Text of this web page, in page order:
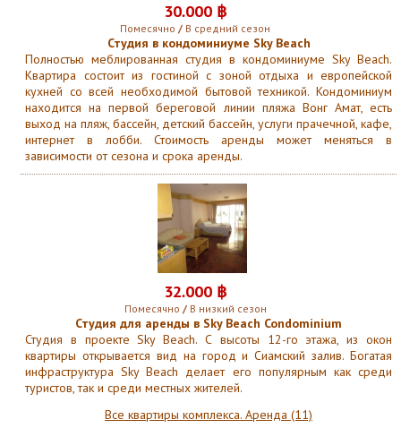
30.000 ฿
Помесячно / В средний сезон
Студия в кондоминиуме Sky Beach
Полностью меблированная студия в кондоминиуме Sky Beach.
Квартира состоит из гостиной с зоной отдыха и европейской
кухней со всей необходимой бытовой техникой. Кондоминиум
находится на первой береговой линии пляжа Вонг Амат, есть
выход на пляж, бассейн, детский бассейн, услуги прачечной, кафе,
интернет в лобби. Стоимость аренды может меняться в
зависимости от сезона и срока аренды.
32.000 ฿
Помесячно / В низкий сезон
Студия для аренды в Sky Beach Condominium
Студия в проекте Sky Beach. С высоты 12-го этажа, из окон
квартиры открывается вид на город и Сиамский залив. Богатая
инфраструктура Sky Beach делает его популярным как среди
туристов, так и среди местных жителей.
Все квартиры комплекса. Аренда (11)